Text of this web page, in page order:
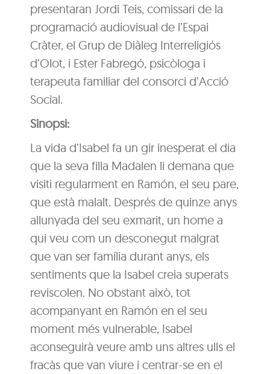
presentaran Jordi Teis, comissari de la
programació audiovisual de l’Espai
Cràter, el Grup de Diàleg Interreligiós
d’Olot, i Ester Fabregó, psicòloga i
terapeuta familiar del consorci d’Acció
Social.
Sinopsi:
La vida d’Isabel fa un gir inesperat el dia
que la seva filla Madalen li demana que
visiti regularment en Ramón, el seu pare,
que està malalt. Després de quinze anys
allunyada del seu exmarit, un home a
qui veu com un desconegut malgrat
que van ser família durant anys, els
sentiments que la Isabel creia superats
reviscolen. No obstant això, tot
acompanyant en Ramón en el seu
moment més vulnerable, Isabel
aconseguirà veure amb uns altres ulls el
fracàs que van viure i centrar-se en el